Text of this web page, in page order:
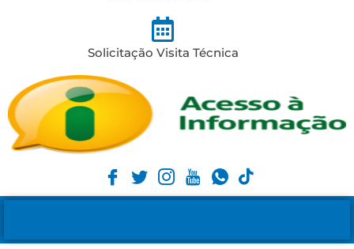
Solicitação Visita Técnica